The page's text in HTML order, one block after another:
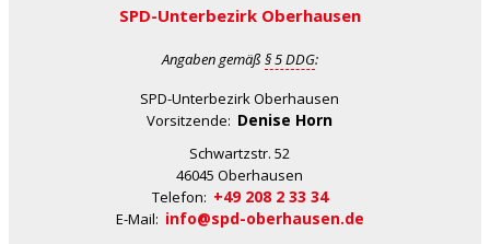
SPD-Unterbezirk Oberhausen
Angaben gemäß § 5 DDG:
SPD-Unterbezirk Oberhausen
Vorsitzende: Denise Horn
Schwartzstr. 52
46045 Oberhausen
Telefon: +49 208 2 33 34
E-Mail: info@spd-oberhausen.de